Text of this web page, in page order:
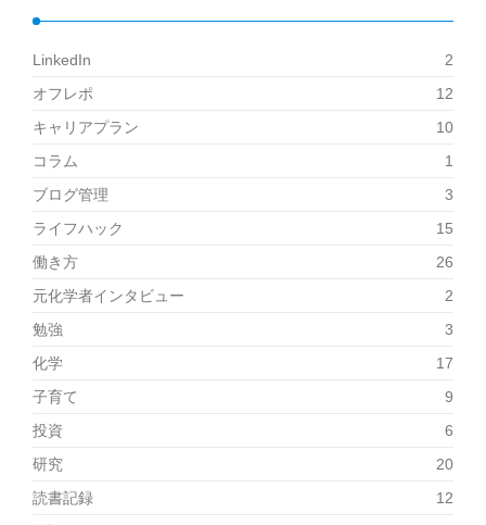
LinkedIn
2
オフレポ
12
キャリアプラン
10
コラム
1
ブログ管理
3
ライフハック
15
働き方
26
元化学者インタビュー
2
勉強
3
化学
17
子育て
9
投資
6
研究
20
読書記録
12